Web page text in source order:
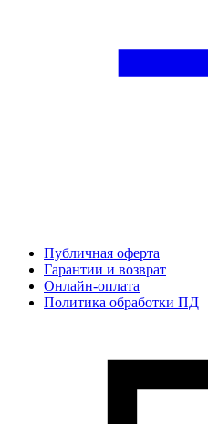
Публичная оферта
Гарантии и возврат
Онлайн-оплата
Политика обработки ПД